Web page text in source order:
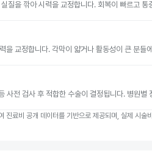
질을 깎아 시력을 교정합니다. 회복이 빠르고 통
을 교정합니다. 각막이 얇거나 활동성이 큰 분들
사전 검사 후 적합한 수술이 결정됩니다. 병원별
진료비 공개 데이터를 기반으로 제공되며, 실제 시술